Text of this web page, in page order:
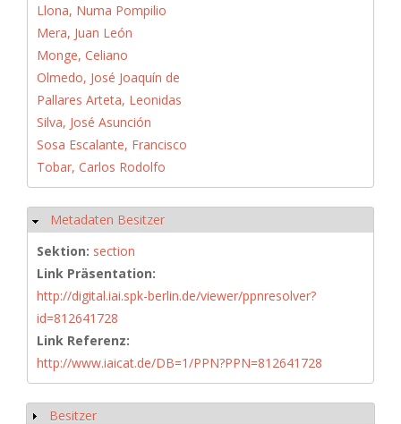
Llona, Numa Pompilio
Mera, Juan León
Monge, Celiano
Olmedo, José Joaquín de
Pallares Arteta, Leonidas
Silva, José Asunción
Sosa Escalante, Francisco
Tobar, Carlos Rodolfo
Ausblenden
Metadaten Besitzer
Sektion: section
Link Präsentation:
http://digital.iai.spk-berlin.de/viewer/ppnresolver?
id=812641728
Link Referenz:
http://www.iaicat.de/DB=1/PPN?PPN=812641728
Anzeigen
Besitzer